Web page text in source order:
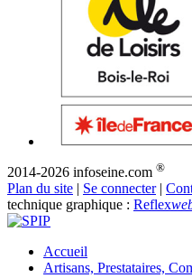
2014-2026 infoseine.com ®
Plan du site | Se connecter|
technique graphique : Reflex
Accueil
Artisans, Prestataires,